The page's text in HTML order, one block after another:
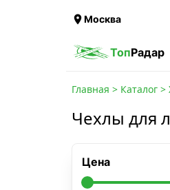
Москва
ТопРадар
Главная > Каталог >
Чехлы для
Цена